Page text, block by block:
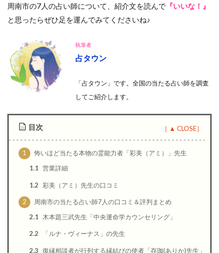
周南市の7人の占い師について、紹介文を読んで 『いいな！』
と思ったらぜひ足を運んでみてくださいね♪
執筆者
占タウン
「占タウン」です。全国の当たる占い師を調査
してご紹介します。
目次
1
怖いほど当たる本物の霊能力者「彩美（アミ）」先生
1.1 営業詳細
1.2 彩美（アミ）先生の口コミ
2
周南市の当たる占い師7人の口コミ＆評判まとめ
2.1
木本題三武先生「中央運命学カウンセリング」
2.2 「ルナ・ヴィーナス」の先生
2.3 復縁相談者が行列する縁結びの使者「存珈(ありか)先生」